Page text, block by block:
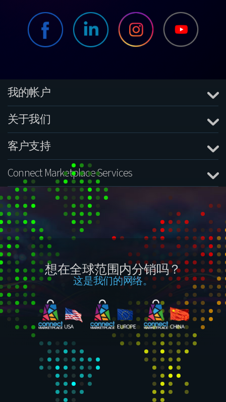
我的帐户
关于我们
客户支持
Connect Marketplace Services
想在全球范围内分销吗？
这是我们的网络。